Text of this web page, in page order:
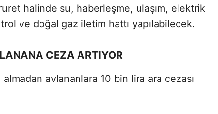
halinde su, haberleşme, ulaşım, elektrik
ve doğal gaz iletim hattı yapılabilecek.
CEZA ARTIYOR
almadan avlananlara 10 bin lira ara cezası